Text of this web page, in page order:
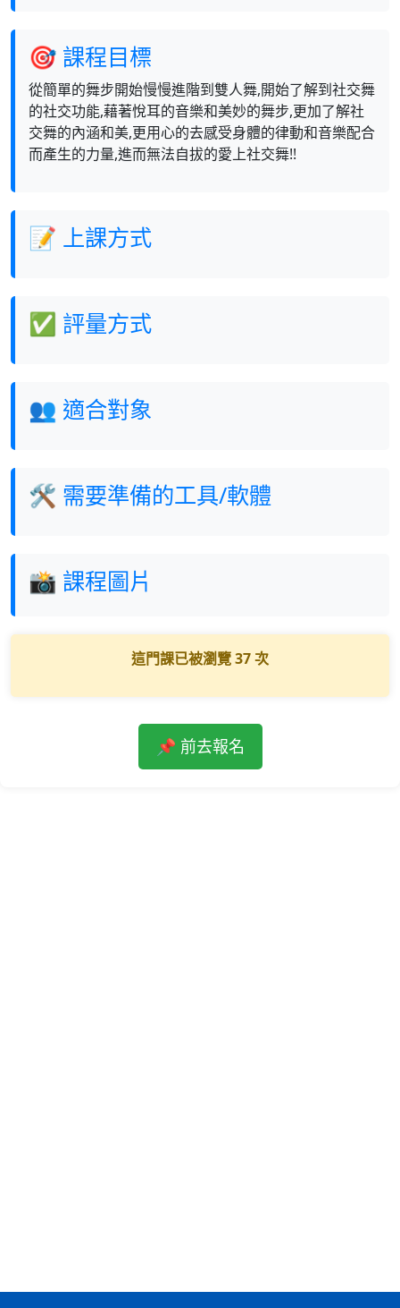
🎯 課程目標
從簡單的舞步開始慢慢進階到雙人舞,開始了解到社交舞
的社交功能,藉著悅耳的音樂和美妙的舞步,更加了解社
交舞的內涵和美,更用心的去感受身體的律動和音樂配合
而產生的力量,進而無法自拔的愛上社交舞!!
📝 上課方式
✅ 評量方式
👥 適合對象
🛠 需要準備的工具/軟體
📸 課程圖片
這門課已被瀏覽37次
📌 前去報名